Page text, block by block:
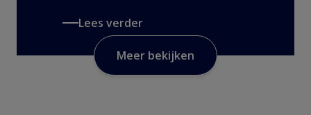
Lees verder
Meer bekijken